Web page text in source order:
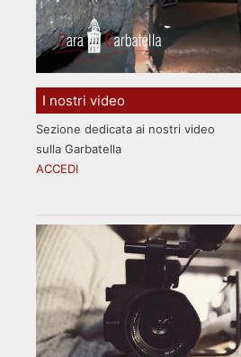
I nostri video
Sezione dedicata ai nostri video
sulla Garbatella
ACCEDI